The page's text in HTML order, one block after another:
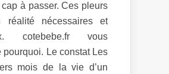
cap à passer. Ces pleurs
réalité nécessaires et
cotebebe.fr vous
pourquoi. Le constat Les
mois de la vie d’un